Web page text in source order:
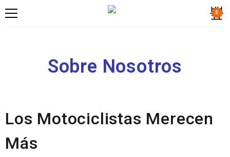
0
Sobre Nosotros
Los Motociclistas Merecen
Más